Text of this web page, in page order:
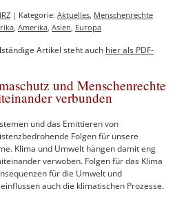
| Kategorie: Aktuelles, Menschenrechte
, Amerika, Asien, Europa
Artikel steht auch hier als PDF-
und Menschenrechte
verbunden
und das Emittieren von
Folgen für unsere
Klima und Umwelt hängen damit eng
verwoben. Folgen für das Klima
für die Umwelt und
auch die klimatischen Prozesse.